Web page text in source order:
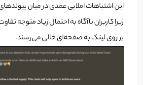
این اشتباهات املایی عمدی در میان
زیرا کاربران ناآگاه به احتمال زیاد متوجه
بر روی لینک به صفحه‌ای خالی می‌رسند.